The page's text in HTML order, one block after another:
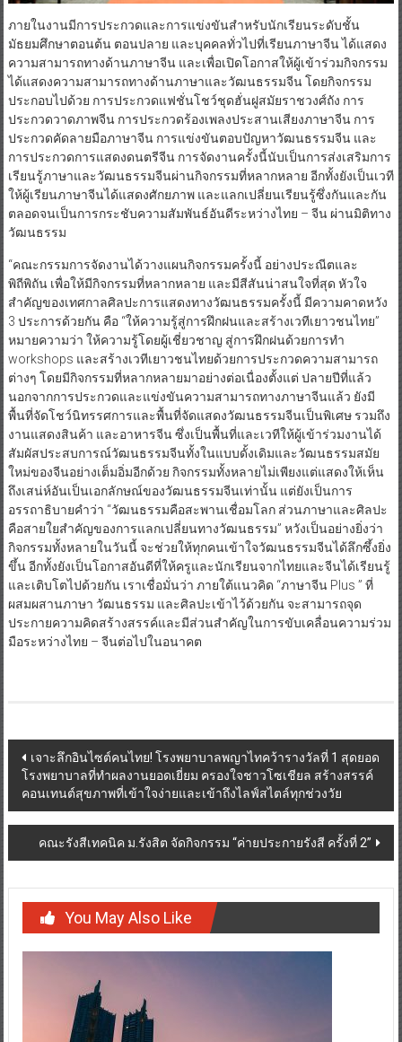
ภายในงานมีการประกวดและการแข่งขันสำหรับนักเรียนระดับชั้น
มัธยมศึกษาตอนต้น ตอนปลาย และบุคคลทั่วไปที่เรียนภาษาจีน ได้แสดง
ความสามารถทางด้านภาษาจีน และเพื่อเปิดโอกาสให้ผู้เข้าร่วมกิจกรรม
ได้แสดงความสามารถทางด้านภาษาและวัฒนธรรมจีน โดยกิจกรรม
ประกอบไปด้วย การประกวดแฟชั่นโชว์ชุดฮั่นฝูสมัยราชวงศ์ถัง การ
ประกวดวาดภาพจีน การประกวดร้องเพลงประสานเสียงภาษาจีน การ
ประกวดคัดลายมือภาษาจีน การแข่งขันตอบปัญหาวัฒนธรรมจีน และ
การประกวดการแสดงดนตรีจีน การจัดงานครั้งนี้นับเป็นการส่งเสริมการ
เรียนรู้ภาษาและวัฒนธรรมจีนผ่านกิจกรรมที่หลากหลาย อีกทั้งยังเป็นเวที
ให้ผู้เรียนภาษาจีนได้แสดงศักยภาพ และแลกเปลี่ยนเรียนรู้ซึ่งกันและกัน
ตลอดจนเป็นการกระชับความสัมพันธ์อันดีระหว่างไทย – จีน ผ่านมิติทาง
วัฒนธรรม
“คณะกรรมการจัดงานได้วางแผนกิจกรรมครั้งนี้ อย่างประณีตและ
พิถีพิถัน เพื่อให้มีกิจกรรมที่หลากหลาย และมีสีสันน่าสนใจที่สุด หัวใจ
สำคัญของเทศกาลศิลปะการแสดงทางวัฒนธรรมครั้งนี้ มีความคาดหวัง
3 ประการด้วยกัน คือ “ให้ความรู้สู่การฝึกฝนและสร้างเวทีเยาวชนไทย”
หมายความว่า ให้ความรู้โดยผู้เชี่ยวชาญ สู่การฝึกฝนด้วยการทำ
workshops และสร้างเวทีเยาวชนไทยด้วยการประกวดความสามารถ
ต่างๆ โดยมีกิจกรรมที่หลากหลายมาอย่างต่อเนื่องตั้งแต่ ปลายปีที่แล้ว
นอกจากการประกวดและแข่งขันความสามารถทางภาษาจีนแล้ว ยังมี
พื้นที่จัดโชว์นิทรรศการและพื้นที่จัดแสดงวัฒนธรรมจีนเป็นพิเศษ รวมถึง
งานแสดงสินค้า และอาหารจีน ซึ่งเป็นพื้นที่และเวทีให้ผู้เข้าร่วมงานได้
สัมผัสประสบการณ์วัฒนธรรมจีนทั้งในแบบดั้งเดิมและวัฒนธรรมสมัย
ใหม่ของจีนอย่างเต็มอิ่มอีกด้วย กิจกรรมทั้งหลายไม่เพียงแต่แสดงให้เห็น
ถึงเสน่ห์อันเป็นเอกลักษณ์ของวัฒนธรรมจีนเท่านั้น แต่ยังเป็นการ
อรรถาธิบายคำว่า “วัฒนธรรมคือสะพานเชื่อมโลก ส่วนภาษาและศิลปะ
คือสายใยสำคัญของการแลกเปลี่ยนทางวัฒนธรรม” หวังเป็นอย่างยิ่งว่า
กิจกรรมทั้งหลายในวันนี้ จะช่วยให้ทุกคนเข้าใจวัฒนธรรมจีนได้ลึกซึ้งยิ่ง
ขึ้น อีกทั้งยังเป็นโอกาสอันดีที่ให้ครูและนักเรียนจากไทยและจีนได้เรียนรู้
และเติบโตไปด้วยกัน เราเชื่อมั่นว่า ภายใต้แนวคิด “ภาษาจีน Plus ” ที่
ผสมผสานภาษา วัฒนธรรม และศิลปะเข้าไว้ด้วยกัน จะสามารถจุด
ประกายความคิดสร้างสรรค์และมีส่วนสำคัญในการขับเคลื่อนความร่วม
มือระหว่างไทย – จีนต่อไปในอนาคต
Post
navigation
เจาะลึกอินไซต์คนไทย! โรงพยาบาลพญาไทคว้ารางวัลที่ 1 สุดยอด
โรงพยาบาลที่ทำผลงานยอดเยี่ยม ครองใจชาวโซเชียล สร้างสรรค์
คอนเทนต์สุขภาพที่เข้าใจง่ายและเข้าถึงไลฟ์สไตล์ทุกช่วงวัย
คณะรังสีเทคนิค ม.รังสิต จัดกิจกรรม “ค่ายประกายรังสี ครั้งที่ 2”
You May Also Like